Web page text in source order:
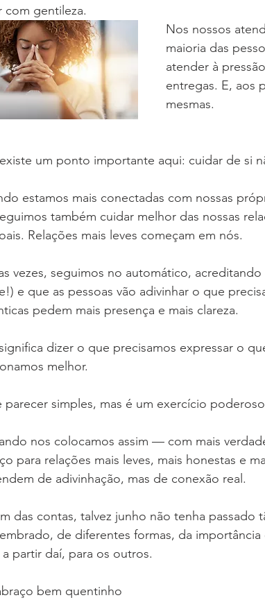
com gentileza.
Nos nossos
maioria das
atender à
entregas. E, aos
mesmas.
um ponto importante aqui: cuidar de si
estamos mais conectadas com nossas
também cuidar melhor das nossas
Relações mais leves começam em nós.
vezes, seguimos no automático,
e que as pessoas vão adivinhar o que
pedem mais presença e mais clareza.
dizer o que precisamos expressar o
melhor.
parecer simples, mas é um exercício
nos colocamos assim — com mais
para relações mais leves, mais honestas e
de adivinhação, mas de conexão real.
das contas, talvez junho não tenha passado
de diferentes formas, da importância
partir daí, para os outros.
bem quentinho